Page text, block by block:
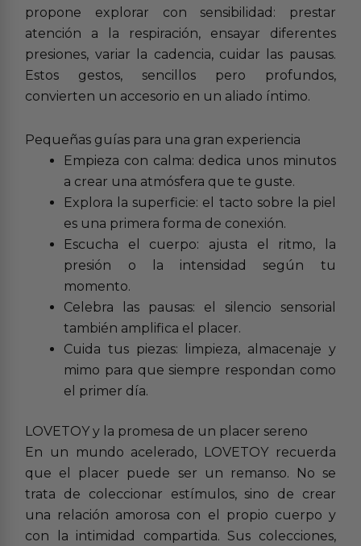
propone explorar con sensibilidad: prestar
atención a la respiración, ensayar diferentes
presiones, variar la cadencia, cuidar las pausas.
Estos gestos, sencillos pero profundos,
convierten un accesorio en un aliado íntimo.
Pequeñas guías para una gran experiencia
Empieza con calma: dedica unos minutos
a crear una atmósfera que te guste.
Explora la superficie: el tacto sobre la piel
es una primera forma de conexión.
Escucha el cuerpo: ajusta el ritmo, la
presión o la intensidad según tu
momento.
Celebra las pausas: el silencio sensorial
también amplifica el placer.
Cuida tus piezas: limpieza, almacenaje y
mimo para que siempre respondan como
el primer día.
LOVETOY y la promesa de un placer sereno
En un mundo acelerado, LOVETOY recuerda
que el placer puede ser un remanso. No se
trata de coleccionar estímulos, sino de crear
una relación amorosa con el propio cuerpo y
con la intimidad compartida. Sus colecciones,